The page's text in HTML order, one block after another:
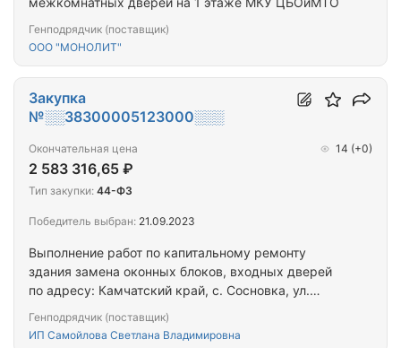
Генподрядчик (поставщик)
ООО "МОНОЛИТ"
Выполнение работ по капитальному ремонту
здания замена оконных блоков, входных дверей
по адресу: Камчатский край, с. Сосновка, ул.
Генподрядчик (поставщик)
ИП Самойлова Светлана Владимировна
Закупка
№░░38300005123000░░░
Окончательная цена
2 583 316,65 ₽
14 (+0)
Тип закупки: 44-ФЗ
Победитель выбран: 21.09.2023